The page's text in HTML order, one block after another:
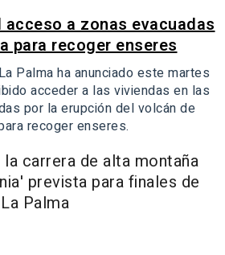
acceso a zonas evacuadas
para recoger enseres
Palma ha anunciado este martes
acceder a las viviendas en las
por la erupción del volcán de
recoger enseres.
la carrera de alta montaña
prevista para finales de
Palma